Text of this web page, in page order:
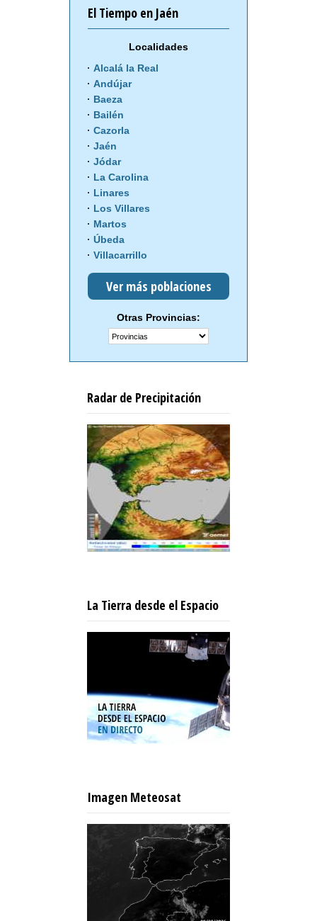
El Tiempo en Jaén
Localidades
Alcalá la Real
Andújar
Baeza
Bailén
Cazorla
Jaén
Jódar
La Carolina
Linares
Los Villares
Martos
Úbeda
Villacarrillo
Ver más poblaciones
Otras Provincias:
Radar de Precipitación
La Tierra desde el Espacio
Imagen Meteosat